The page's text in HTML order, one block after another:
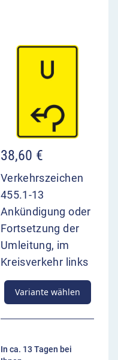
38,60 €
Verkehrszeichen
455.1-13
Ankündigung oder
Fortsetzung der
Umleitung, im
Kreisverkehr links
Variante wählen
In ca. 13 Tagen bei